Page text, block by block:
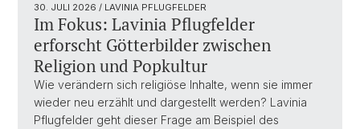
30. JULI 2026 / LAVINIA PFLUGFELDER
Im Fokus: Lavinia Pflugfelder
erforscht Götterbilder zwischen
Religion und Popkultur
Wie verändern sich religiöse Inhalte, wenn sie immer
wieder neu erzählt und dargestellt werden? Lavinia
Pflugfelder geht dieser Frage am Beispiel des